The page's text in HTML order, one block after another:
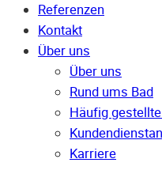
Referenzen
Kontakt
Über uns
Über uns
Rund ums Bad
Häufig
Karriere